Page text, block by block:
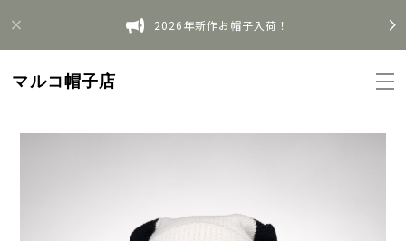
2026年新作お帽子入荷！
マルコ帽子店